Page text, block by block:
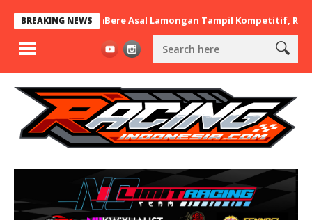
BREAKING NEWS
nd.RayaMart x BaraBere Asal Lamongan Tampil Kompetitif, Raih